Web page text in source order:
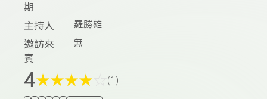
期
主持人 羅勝雄
邀訪來
賓
無
4★★★★ (1)